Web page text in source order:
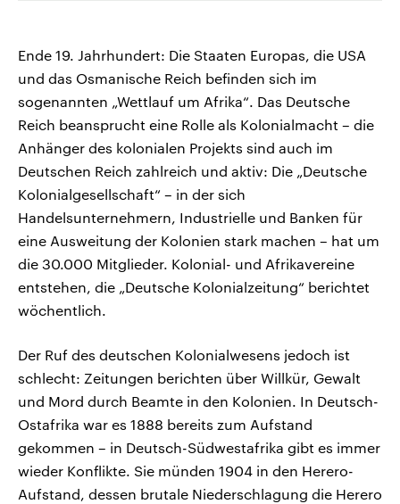
Ende 19. Jahrhundert: Die Staaten Europas, die USA
und das Osmanische Reich befinden sich im
sogenannten „Wettlauf um Afrika“. Das Deutsche
Reich beansprucht eine Rolle als Kolonialmacht – die
Anhänger des kolonialen Projekts sind auch im
Deutschen Reich zahlreich und aktiv: Die „Deutsche
Kolonialgesellschaft“ – in der sich
Handelsunternehmern, Industrielle und Banken für
eine Ausweitung der Kolonien stark machen – hat um
die 30.000 Mitglieder. Kolonial- und Afrikavereine
entstehen, die „Deutsche Kolonialzeitung“ berichtet
wöchentlich.
Der Ruf des deutschen Kolonialwesens jedoch ist
schlecht: Zeitungen berichten über Willkür, Gewalt
und Mord durch Beamte in den Kolonien. In Deutsch-
Ostafrika war es 1888 bereits zum Aufstand
gekommen – in Deutsch-Südwestafrika gibt es immer
wieder Konflikte. Sie münden 1904 in den Herero-
Aufstand, dessen brutale Niederschlagung die Herero